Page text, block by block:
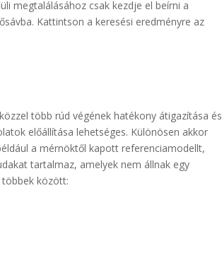
megtalálásához csak kezdje el beírni a
Kattintson a keresési eredményre az
több rúd végének hatékony átigazítása és
előállítása lehetséges. Különösen akkor
a mérnöktől kapott referenciamodellt,
tartalmaz, amelyek nem állnak egy
többek között: